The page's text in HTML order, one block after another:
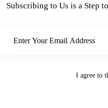
Subscribing to Us is a Step
I agree to